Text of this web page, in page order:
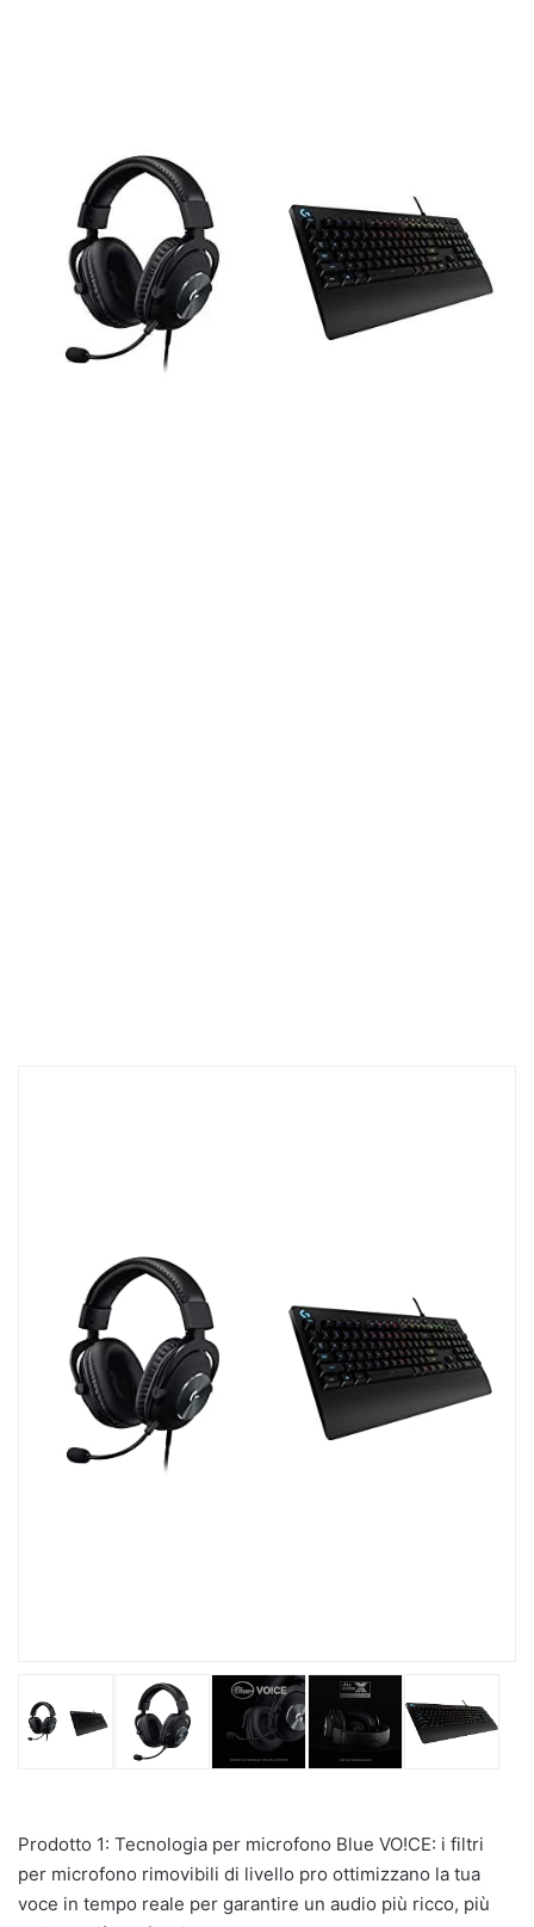
Prodotto 1: Tecnologia per microfono Blue VO!CE: i filtri
per microfono rimovibili di livello pro ottimizzano la tua
voce in tempo reale per garantire un audio più ricco, più